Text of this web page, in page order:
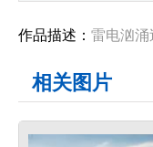
作品描述： 雷电汹涌
相关图片